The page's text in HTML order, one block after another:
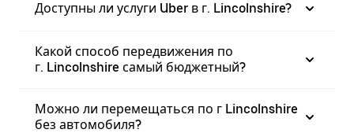
Доступны ли услуги Uber в г. Lincolnshire?
Какой способ передвижения по
г. Lincolnshire самый бюджетный?
Можно ли перемещаться по г Lincolnshire
без автомобиля?